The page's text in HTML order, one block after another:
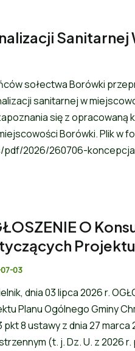
sołectwa Borówki
sanitarnej w
się z
Borówki. Plik w
2026/260706-
O
03
dnia 03 lipca 2026 r.
Planu Ogólnego Gminy
pkt 8 ustawy z dnia 27
(t. j. Dz. U. z 2026